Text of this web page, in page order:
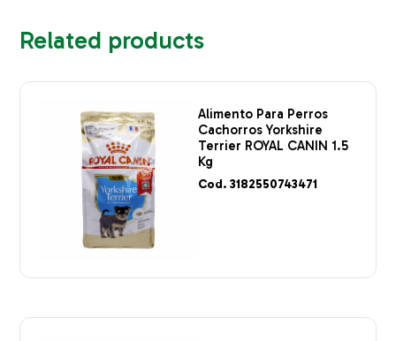
Related products
Alimento Para Perros
Cachorros Yorkshire
Terrier ROYAL CANIN 1.5
Kg
Cod. 3182550743471